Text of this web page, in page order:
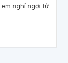
nghỉ ngơi từ